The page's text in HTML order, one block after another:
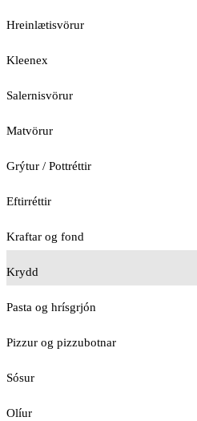
Hreinlætisvörur
Kleenex
Salernisvörur
Matvörur
Grýtur / Pottréttir
Eftirréttir
Kraftar og fond
Krydd
Pasta og hrísgrjón
Pizzur og pizzubotnar
Sósur
Olíur